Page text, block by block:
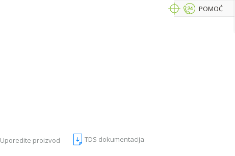
Uporedite proizvod TDS dokumentacija
POMOĆ